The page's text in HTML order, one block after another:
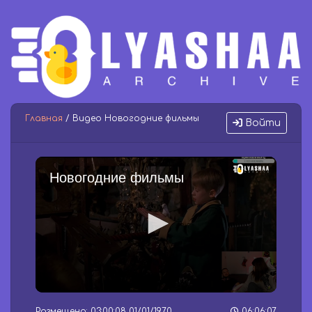
Войти
Главная / Видео Новогодние фильмы
Новогодние фильмы
s